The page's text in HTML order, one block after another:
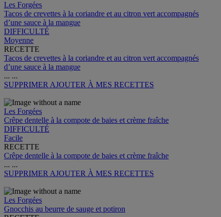
Les Forgées
Tacos de crevettes à la coriandre et au citron vert accompagnés
d’une sauce à la mangue
DIFFICULTÉ
Moyenne
RECETTE
Tacos de crevettes à la coriandre et au citron vert accompagnés
d’une sauce à la mangue
... ...
SUPPRIMER AJOUTER À MES RECETTES
Les Forgées
Crêpe dentelle à la compote de baies et crème fraîche
DIFFICULTÉ
Facile
RECETTE
Crêpe dentelle à la compote de baies et crème fraîche
... ...
SUPPRIMER AJOUTER À MES RECETTES
Les Forgées
Gnocchis au beurre de sauge et potiron